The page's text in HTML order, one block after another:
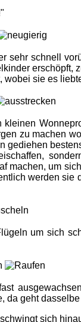
schnell
sie es
zu machen
um
werden
um sich
da geht
sich